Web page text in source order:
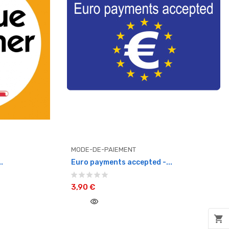
shopping_cart
MODE-DE-PAIEMENT
Euro payments accepted -...
3,90 €
visibility